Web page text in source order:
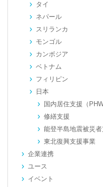
タイ
ネパール
スリランカ
モンゴル
カンボジア
ベトナム
フィリピン
日本
国内居住支援（PHW
修繕支援
能登半島地震被災者
東北復興支援事業
企業連携
ユース
イベント